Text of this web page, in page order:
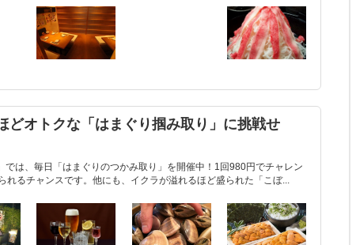
どオトクな「はまぐり掴み取り」に挑戦せ
では、毎日「はまぐりのつかみ取り」を開催中！1回980円でチャレン
るチャンスです。他にも、イクラが溢れるほど盛られた「こぼ...